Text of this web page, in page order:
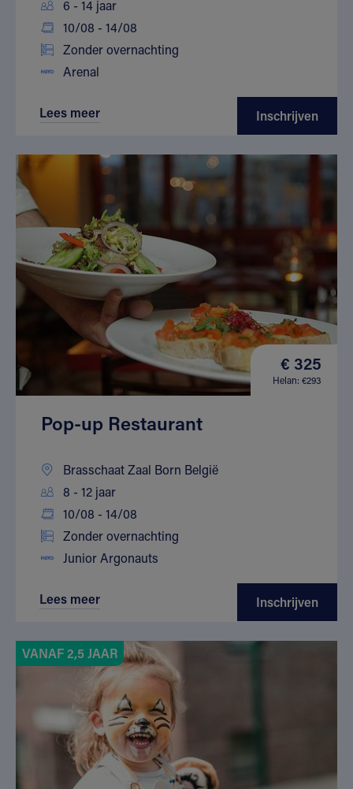
6 - 14 jaar
10/08 - 14/08
Zonder overnachting
Arenal
Lees meer Inschrijven
€ 325
Helan: €293
Pop-up Restaurant
Brasschaat Zaal Born België
8 - 12 jaar
10/08 - 14/08
Zonder overnachting
Junior Argonauts
Lees meer Inschrijven
VANAF 2,5 JAAR